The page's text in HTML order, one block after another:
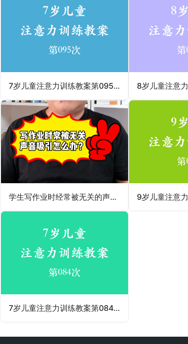
7岁儿童注意力训练教案第095次 共96次
学生写作业时经常被无关的声音吸引怎么办？
7岁儿童注意力训练教案第084次 共96次